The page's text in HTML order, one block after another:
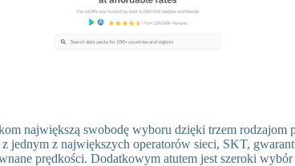
największą swobodę wyboru dzięki trzem rodzajom
jednym z największych operatorów sieci, SKT,
prędkości. Dodatkowym atutem jest szeroki